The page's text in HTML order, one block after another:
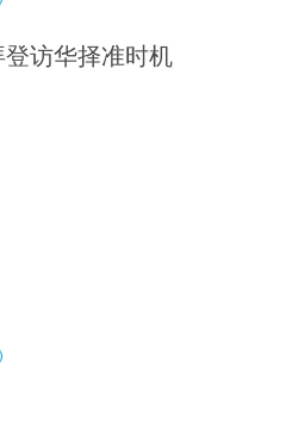
访华择准时机